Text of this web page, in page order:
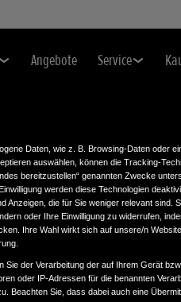
Angebote Service
Daten, wie z. B. Browsing-Daten oder
auswählen, können die Tracking-
bereitzustellen“ genannten Zwecke
werden diese Technologien
Anzeigen, die für Sie weniger relevant sind.
oder Ihre Einwilligung zu widerrufen,
Ihre Wahl wirkt sich auf unsere/n
Sie der Verarbeitung der auf Ihrem Gerät
oder IP-Adressen für die benannten
Beachten Sie, dass dabei auch eine